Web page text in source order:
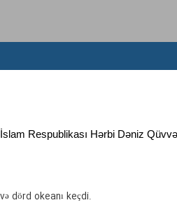
Respublikası Hərbi Dəniz
dörd okeanı keçdi.